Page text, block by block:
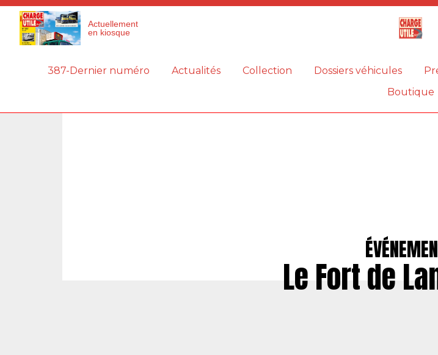
Actuellement
en kiosque
387-Dernier numéro Actualités Collection Dossiers véhicules
Boutique
Le Fort de
Panneau de gestion des cookies